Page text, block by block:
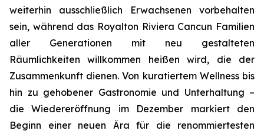
weiterhin ausschließlich Erwachsenen vorbehalten
sein, während das Royalton Riviera Cancun Familien
aller Generationen mit neu gestalteten
Räumlichkeiten willkommen heißen wird, die der
Zusammenkunft dienen. Von kuratiertem Wellness bis
hin zu gehobener Gastronomie und Unterhaltung –
die Wiedereröffnung im Dezember markiert den
Beginn einer neuen Ära für die renommiertesten